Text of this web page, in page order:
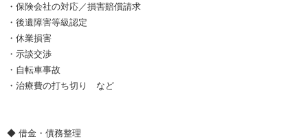
・保険会社の対応／損害賠償請求
・後遺障害等級認定
・休業損害
・示談交渉
・自転車事故
・治療費の打ち切り など
◆ 借金・債務整理